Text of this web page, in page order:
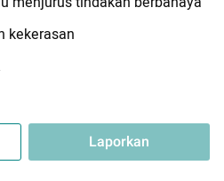
kekerasan
Laporkan